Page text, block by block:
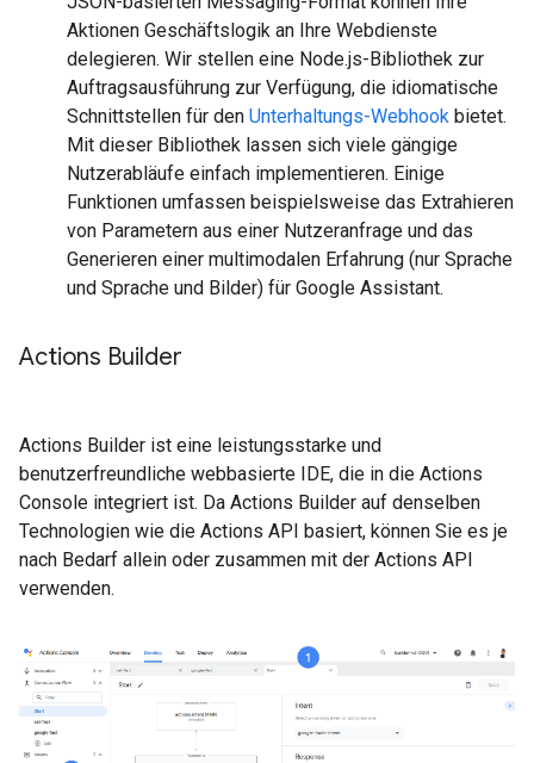
Aktionen Geschäftslogik an Ihre Webdienste
delegieren. Wir stellen eine Node.js-Bibliothek zur
Auftragsausführung zur Verfügung, die idiomatische
Schnittstellen für den Unterhaltungs-Webhook bietet.
Mit dieser Bibliothek lassen sich viele gängige
Nutzerabläufe einfach implementieren. Einige
Funktionen umfassen beispielsweise das Extrahieren
von Parametern aus einer Nutzeranfrage und das
Generieren einer multimodalen Erfahrung (nur Sprache
und Sprache und Bilder) für Google Assistant.
Actions Builder
Actions Builder ist eine leistungsstarke und
benutzerfreundliche webbasierte IDE, die in die Actions
Console integriert ist. Da Actions Builder auf denselben
Technologien wie die Actions API basiert, können Sie es je
nach Bedarf allein oder zusammen mit der Actions API
verwenden.